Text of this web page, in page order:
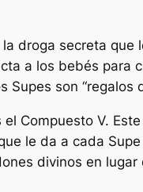
droga secreta
a los bebés para
son “regalos
Compuesto V.
le da a cada
divinos en